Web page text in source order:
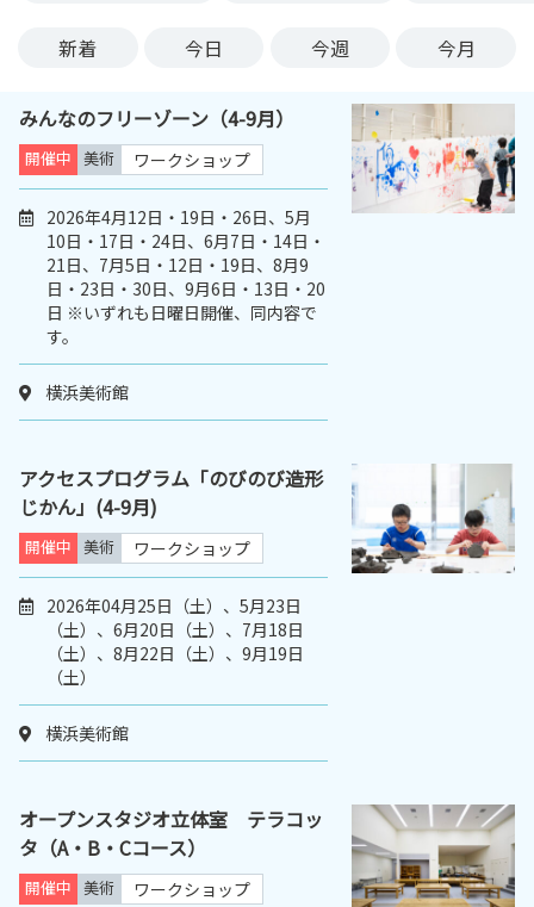
新着 今日 今週 今月
みんなのフリーゾーン（4-9月）
開催中 美術 ワークショップ
2026年4月12日・19日・26日、5月
10日・17日・24日、6月7日・14日・
21日、7月5日・12日・19日、8月9
日・23日・30日、9月6日・13日・20
日 ※いずれも日曜日開催、同内容で
す。
横浜美術館
アクセスプログラム「のびのび造形
じかん」(4-9月)
開催中 美術 ワークショップ
2026年04月25日（土）、5月23日
（土）、6月20日（土）、7月18日
（土）、8月22日（土）、9月19日
（土）
横浜美術館
オープンスタジオ立体室 テラコッ
タ（A・B・Cコース）
開催中 美術 ワークショップ